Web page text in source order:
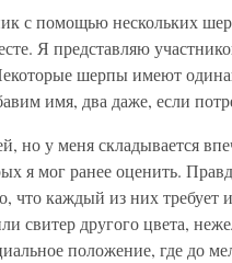
с помощью нескольких
Я представляю
шерпы имеют
имя, два даже, если
но у меня складывается
я мог ранее оценить.
что каждый из них требует
свитер другого цвета,
положение, где до